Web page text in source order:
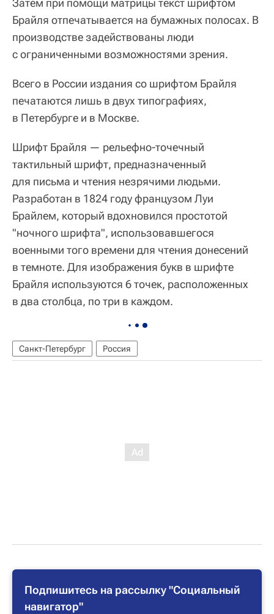
Затем при помощи матрицы текст шрифтом
Брайля отпечатывается на бумажных полосах. В
производстве задействованы люди
с ограниченными возможностями зрения.
Всего в России издания со шрифтом Брайля
печатаются лишь в двух типографиях,
в Петербурге и в Москве.
Шрифт Брайля — рельефно-точечный
тактильный шрифт, предназначенный
для письма и чтения незрячими людьми.
Разработан в 1824 году французом Луи
Брайлем, который вдохновился простотой
"ночного шрифта", использовавшегося
военными того времени для чтения донесений
в темноте. Для изображения букв в шрифте
Брайля используются 6 точек, расположенных
в два столбца, по три в каждом.
Санкт-Петербург Россия
Подпишитесь на рассылку "Социальный
навигатор"